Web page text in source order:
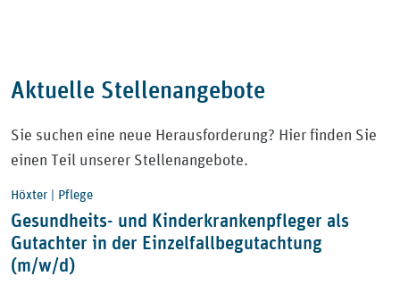
Aktuelle Stellenangebote
Sie suchen eine neue Herausforderung? Hier finden Sie
einen Teil unserer Stellenangebote.
Höxter | Pflege
Gesundheits- und Kinderkrankenpfleger als
Gutachter in der Einzelfallbegutachtung
(m/w/d)